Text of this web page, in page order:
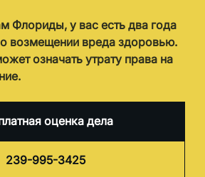
Флориды, у вас есть два года
возмещении вреда здоровью.
означать утрату права на
оценка дела
239-995-3425